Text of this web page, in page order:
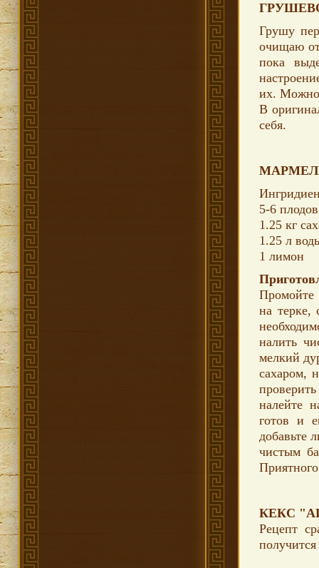
Грушу
очищаю
пока
их. Можно
В
себя.
5-6
1.25 кг
1.25 л
1 лимон
Промойте
на терке,
налить
мелкий
сахаром,
налейте
готов и
добавьте
чистым
КЕКС
Рецепт